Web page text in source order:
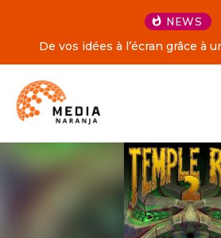
NEWS
De vos idées à l’écran grâce à